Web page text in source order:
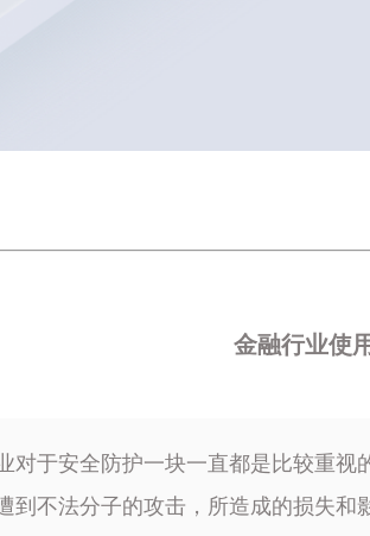
金融行业使
对于安全防护一块一直都是比较重
到不法分子的攻击，所造成的损失